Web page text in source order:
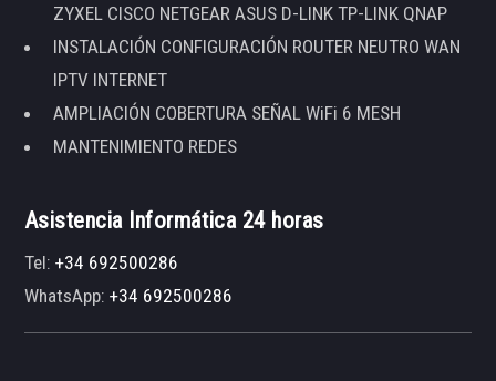
ZYXEL CISCO NETGEAR ASUS D-LINK TP-LINK QNAP
INSTALACIÓN CONFIGURACIÓN ROUTER NEUTRO WAN
IPTV INTERNET
AMPLIACIÓN COBERTURA SEÑAL WiFi 6 MESH
MANTENIMIENTO REDES
Asistencia Informática 24 horas
Tel:+34 692500286
WhatsApp:+34 692500286